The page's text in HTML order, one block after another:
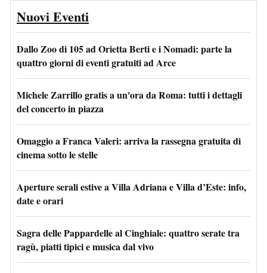
Nuovi Eventi
Dallo Zoo di 105 ad Orietta Berti e i Nomadi: parte la
quattro giorni di eventi gratuiti ad Arce
Michele Zarrillo gratis a un'ora da Roma: tutti i dettagli
del concerto in piazza
Omaggio a Franca Valeri: arriva la rassegna gratuita di
cinema sotto le stelle
Aperture serali estive a Villa Adriana e Villa d’Este: info,
date e orari
Sagra delle Pappardelle al Cinghiale: quattro serate tra
ragù, piatti tipici e musica dal vivo